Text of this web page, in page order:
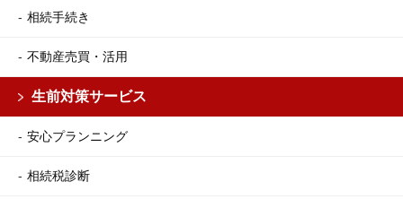
相続手続き
不動産売買・活用
生前対策サービス
安心プランニング
相続税診断